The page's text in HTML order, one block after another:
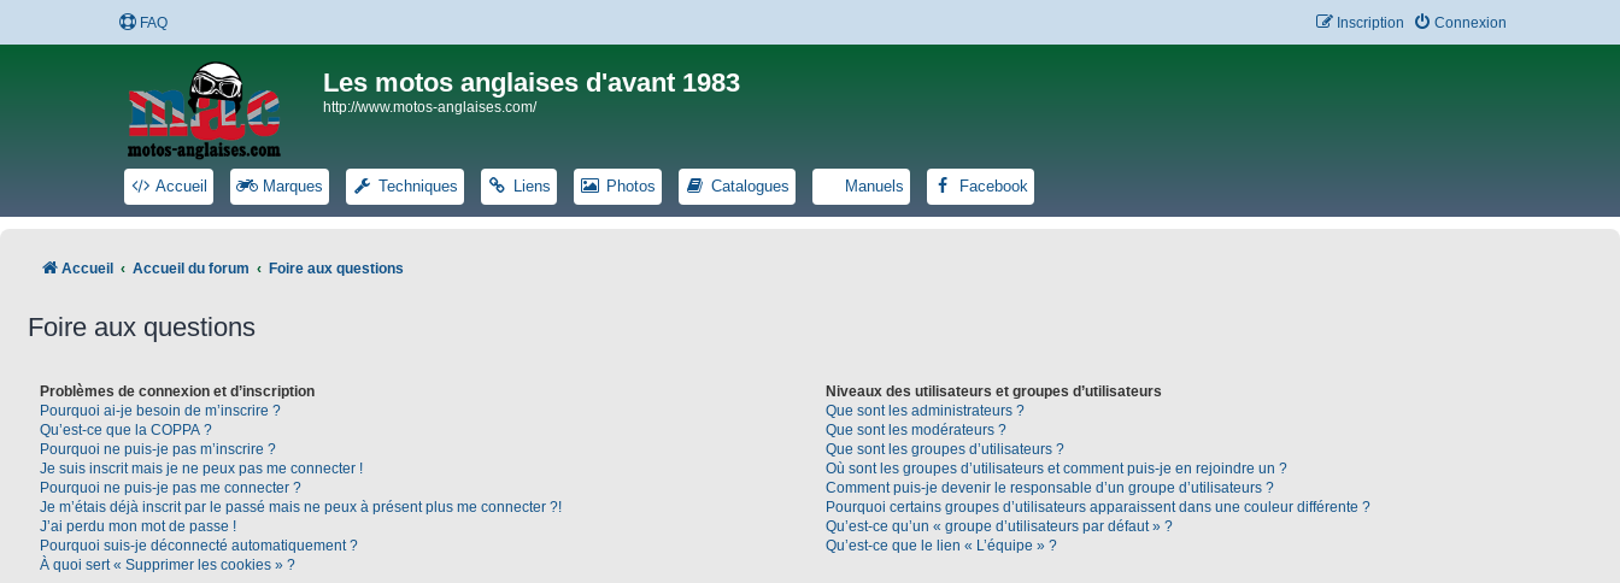
FAQ Connexion
Inscription
Les motos anglaises d'avant 1983
http://www.motos-anglaises.com/
Accueil Marques Techniques Liens Photos Catalogues Manuels Facebook
Accueil Accueil du forum Foire aux questions
Foire aux questions
Problèmes de connexion et d’inscription
Pourquoi ai-je besoin de m’inscrire ?
Qu’est-ce que la COPPA ?
Pourquoi ne puis-je pas m’inscrire ?
Je suis inscrit mais je ne peux pas me connecter !
Pourquoi ne puis-je pas me connecter ?
Je m’étais déjà inscrit par le passé mais ne peux à présent plus me connecter ?!
J’ai perdu mon mot de passe !
Pourquoi suis-je déconnecté automatiquement ?
À quoi sert « Supprimer les cookies » ?
Niveaux des utilisateurs et groupes d’utilisateurs
Que sont les administrateurs ?
Que sont les modérateurs ?
Que sont les groupes d’utilisateurs ?
Où sont les groupes d’utilisateurs et comment puis-je en rejoindre un ?
Comment puis-je devenir le responsable d’un groupe d’utilisateurs ?
Pourquoi certains groupes d’utilisateurs apparaissent dans une couleur différente ?
Qu’est-ce qu’un « groupe d’utilisateurs par défaut » ?
Qu’est-ce que le lien « L’équipe » ?